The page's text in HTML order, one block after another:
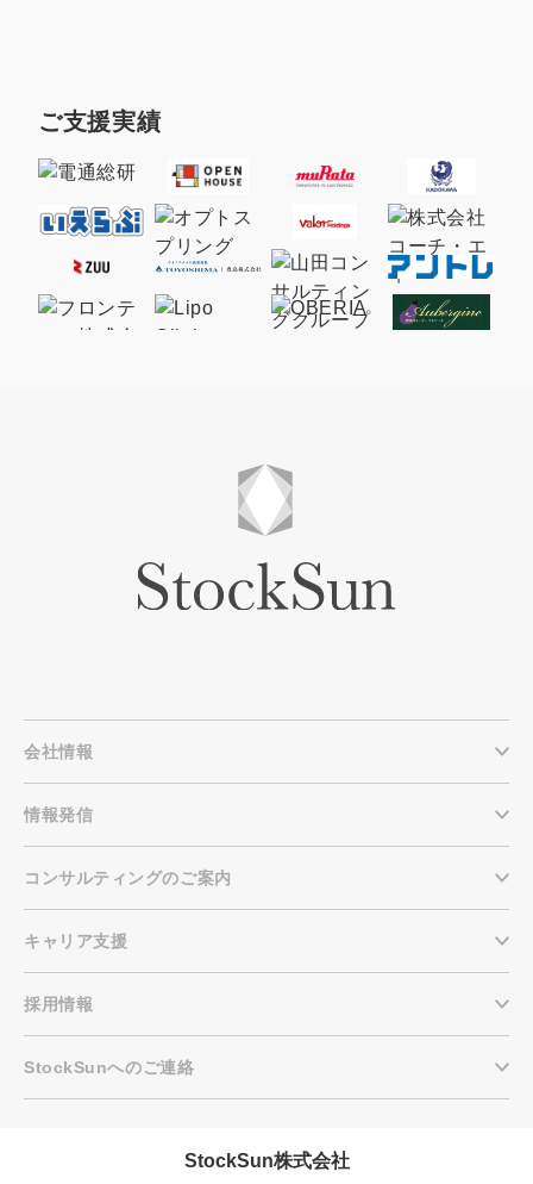
ご支援実績
会社情報
情報発信
コンサルティングのご案内
キャリア支援
採用情報
StockSunへのご連絡
StockSun株式会社